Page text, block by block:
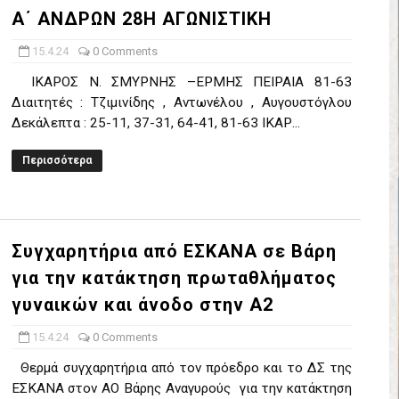
71-56 την Δραπετσώνα στον μικρό τελικό
83-72 τον Εθνικό Λαγυνών
ΣΤΗΝ NL 2 : ΑΥΡΙΟ ΚΥΡΙΑΚΗ 21.06.26 ΣΤΟ ΕΑΚ ΒΟΛΟΥ
ο Ρέντης στον τελικό 104-77 την Δραπετσώνα επανήλθε στην
ΣΗΜΕΡΑ ΑΕ ΡΕΝΤΗ ΔΡΑΠΕΤΣΩΝΑ ΔΑΣ (19.30) & ΕΡΜΗΣ
Ηλίας 77-73 μέσα στο Πέραμα την Φιλία
των γραφείων της ΕΣΚΑΝΑ στον Δήμο Νίκαιας/Ρέντη
με Αρετσού ο Πανελευσινιακός 55-67 (video της
τιμήθηκε από το ΔΣ της ΕΣΚΑΝΑ για την κατάκτηση
ο Μανδραϊκός σε ματς θρίλερ με απίστευτη ανατροπή από
Α΄ ΑΝΔΡΩΝ 28Η ΑΓΩΝΙΣΤΙΚΗ
15.4.24 0 Comments
ΙΚΑΡΟΣ Ν. ΣΜΥΡΝΗΣ –ΕΡΜΗΣ ΠΕΙΡΑΙΑ 81-63
Διαιτητές : Τζιμινίδης , Αντωνέλου , Αυγουστόγλου
Δεκάλεπτα : 25-11, 37-31, 64-41, 81-63 ΙΚΑΡ...
Περισσότερα
Συγχαρητήρια από ΕΣΚΑΝΑ σε Βάρη
για την κατάκτηση πρωταθλήματος
γυναικών και άνοδο στην Α2
15.4.24 0 Comments
Θερμά συγχαρητήρια από τον πρόεδρο και το ΔΣ της
ΕΣΚΑΝΑ στον ΑΟ Βάρης Αναγυρούς για την κατάκτηση